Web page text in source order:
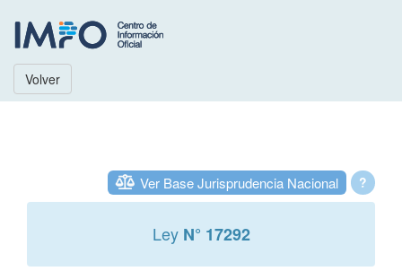
Volver
?
Ver Base Jurisprudencia Nacional
Ley N° 17292